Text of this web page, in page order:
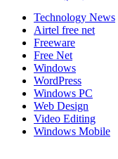
Technology News
Airtel free net
Freeware
Free Net
Windows
WordPress
Windows PC
Web Design
Video Editing
Windows Mobile